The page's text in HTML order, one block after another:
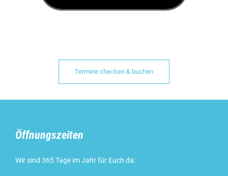
Termine checken & buchen
Öffnungszeiten
Wir sind 365 Tage im Jahr für Euch da: